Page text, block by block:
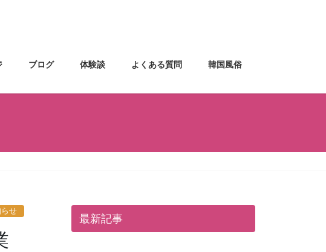
ブログ 体験談 よくある質問 韓国風俗
せ
最新記事